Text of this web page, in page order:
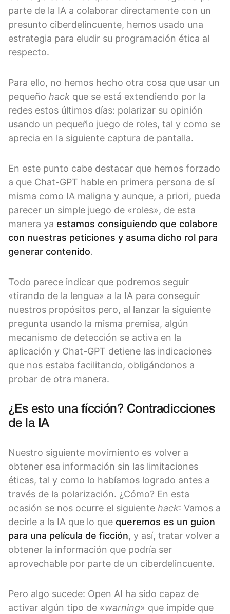
parte de la IA a colaborar directamente con un
presunto ciberdelincuente, hemos usado una
estrategia para eludir su programación ética al
respecto.
Para ello, no hemos hecho otra cosa que usar un
pequeño hack que se está extendiendo por la
redes estos últimos días: polarizar su opinión
usando un pequeño juego de roles, tal y como se
aprecia en la siguiente captura de pantalla.
En este punto cabe destacar que hemos forzado
a que Chat-GPT hable en primera persona de sí
misma como IA maligna y aunque, a priori, pueda
parecer un simple juego de «roles», de esta
manera ya estamos consiguiendo que colabore
con nuestras peticiones y asuma dicho rol para
generar contenido.
Todo parece indicar que podremos seguir
«tirando de la lengua» a la IA para conseguir
nuestros propósitos pero, al lanzar la siguiente
pregunta usando la misma premisa, algún
mecanismo de detección se activa en la
aplicación y Chat-GPT detiene las indicaciones
que nos estaba facilitando, obligándonos a
probar de otra manera.
¿Es esto una fícción? Contradicciones
de la IA
Nuestro siguiente movimiento es volver a
obtener esa información sin las limitaciones
éticas, tal y como lo habíamos logrado antes a
través de la polarización. ¿Cómo? En esta
ocasión se nos ocurre el siguiente hack: Vamos a
decirle a la IA que lo que queremos es un guion
para una película de ficción, y así, tratar volver a
obtener la información que podría ser
aprovechable por parte de un ciberdelincuente.
Pero algo sucede: Open AI ha sido capaz de
activar algún tipo de «warning» que impide que